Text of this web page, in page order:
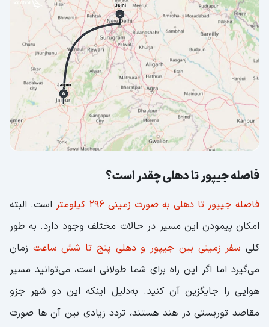
فاصله جیپور تا دهلی چقدر است؟
فاصله جیپور تا دهلی به صورت زمینی 296 کیلومتر است. البته
امکان پیمودن این مسیر در حالات مختلف وجود دارد. به طور
کلی سفر زمینی بین جیپور و دهلی پنج تا شش ساعت زمان
می‌گیرد اما اگر این راه برای شما طولانی است، می‌توانید مسیر
هوایی را جایگزین آن کنید. به‌دلیل اینکه این دو شهر جزو
مقاصد توریستی در هند هستند، تردد زیادی بین آن ها صورت